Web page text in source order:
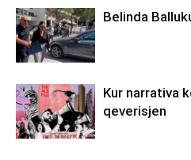
Belinda
Kur narrativa
qeverisjen